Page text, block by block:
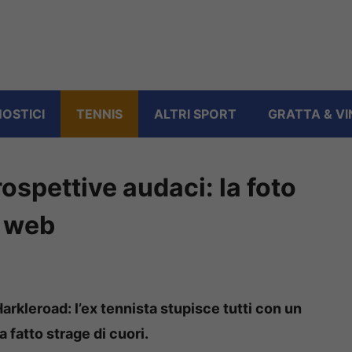
TENNIS ALTRI SPORT GRATTA &
audaci: la foto
l’ex tennista stupisce tutti con un
fatto strage di cuori.